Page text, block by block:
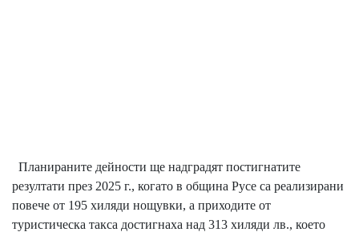
Планираните дейности ще надградят постигнатите
резултати през 2025 г., когато в община Русе са реализирани
повече от 195 хиляди нощувки, а приходите от
туристическа такса достигнаха над 313 хиляди лв., което